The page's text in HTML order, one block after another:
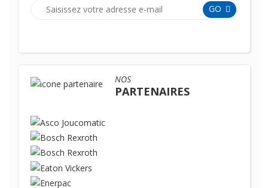
GO
NOS
PARTENAIRES